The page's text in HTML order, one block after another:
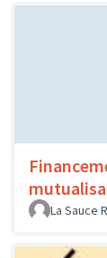
La Sauce